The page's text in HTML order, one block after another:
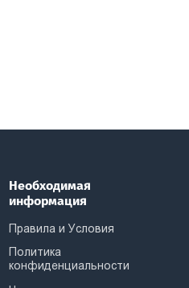
Необходимая
информация
Правила и Условия
Политика
конфиденциальности